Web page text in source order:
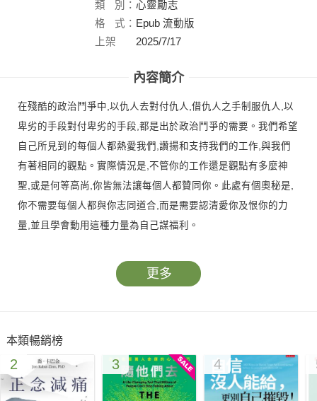
社：
類
別： 心靈勵志
格
式： Epub 流動版
上架
2025/7/17
內容簡介
在殘酷的政治鬥爭中,以仇人去對付仇人,借仇人之手制服仇人,以
卑劣的手段對付卑劣的手段,都是出於政治鬥爭的需要。我們希望
自己所見到的每個人都熱愛我們,讚揚和支持我們的工作,與我們
有著相同的觀點。實際情況是,不管你的工作還是觀點有多麼神
聖,或是何等高尚,你皆無法讓每個人都贊同你。此處有個奧秘是,
你不需要每個人都與你志同道合,而是需要認清愛你及恨你的力
量,並且學會動用這種力量為自己謀福利。
更多
本類暢銷榜
2 3 4